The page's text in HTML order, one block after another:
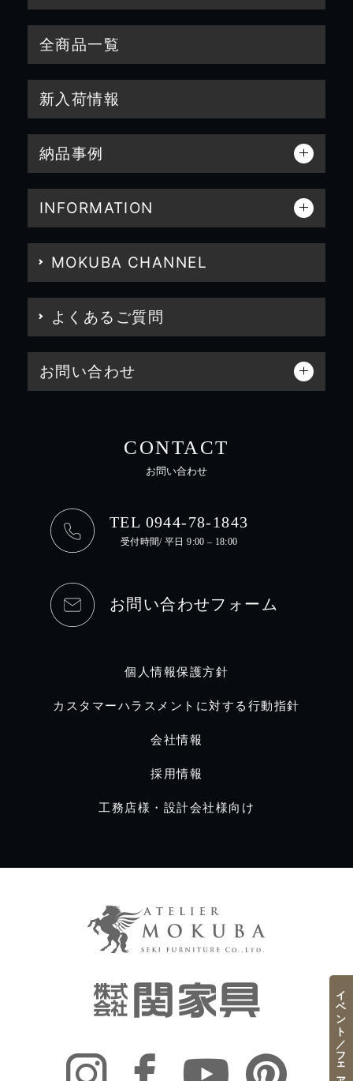
全商品一覧
新入荷情報
納品事例
INFORMATION
MOKUBA CHANNEL
よくあるご質問
お問い合わせ
CONTACT
お問い合わせ
TEL 0944-78-1843
受付時間/ 平日 9:00 – 18:00
お問い合わせフォーム
個人情報保護方針
カスタマーハラスメントに対する行動指針
会社情報
採用情報
工務店様・設計会社様向け
イベント／フェア